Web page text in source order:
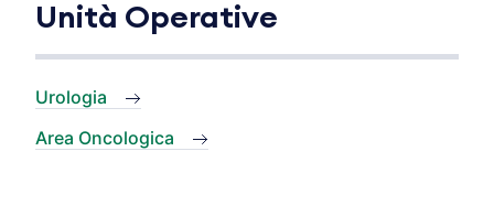
Unità Operative
Urologia
Area Oncologica